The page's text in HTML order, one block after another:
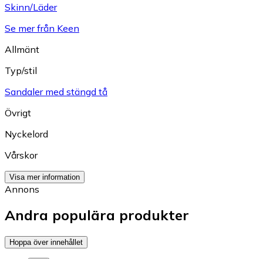
Skinn/Läder
Se mer från Keen
Allmänt
Typ/stil
Sandaler med stängd tå
Övrigt
Nyckelord
Vårskor
Visa mer information
Annons
Andra populära produkter
Hoppa över innehållet